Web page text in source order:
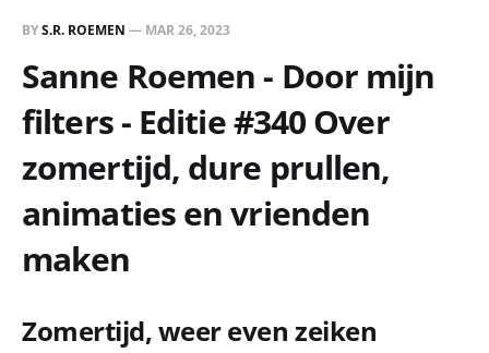
BYS.R. ROEMEN — MAR 26, 2023
Sanne Roemen - Door mijn
filters - Editie #340 Over
zomertijd, dure prullen,
animaties en vrienden
maken
Zomertijd, weer even zeiken